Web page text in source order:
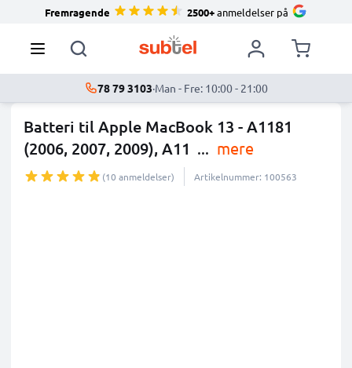
Fremragende 2500+anmeldelser på
78 79 3103·Man - Fre: 10:00 - 21:00
Batteri til Apple MacBook 13 - A1181
(2006, 2007, 2009), A11 ... mere
(10 anmeldelser) Artikelnummer: 100563